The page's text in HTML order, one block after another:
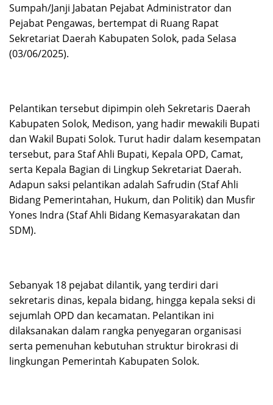
Sumpah/Janji Jabatan Pejabat Administrator dan
Pejabat Pengawas, bertempat di Ruang Rapat
Sekretariat Daerah Kabupaten Solok, pada Selasa
(03/06/2025).
Pelantikan tersebut dipimpin oleh Sekretaris Daerah
Kabupaten Solok, Medison, yang hadir mewakili Bupati
dan Wakil Bupati Solok. Turut hadir dalam kesempatan
tersebut, para Staf Ahli Bupati, Kepala OPD, Camat,
serta Kepala Bagian di Lingkup Sekretariat Daerah.
Adapun saksi pelantikan adalah Safrudin (Staf Ahli
Bidang Pemerintahan, Hukum, dan Politik) dan Musfir
Yones Indra (Staf Ahli Bidang Kemasyarakatan dan
SDM).
Sebanyak 18 pejabat dilantik, yang terdiri dari
sekretaris dinas, kepala bidang, hingga kepala seksi di
sejumlah OPD dan kecamatan. Pelantikan ini
dilaksanakan dalam rangka penyegaran organisasi
serta pemenuhan kebutuhan struktur birokrasi di
lingkungan Pemerintah Kabupaten Solok.